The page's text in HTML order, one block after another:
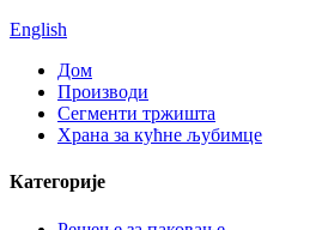
English
Дом
Производи
Сегменти тржишта
Храна за кућне љубимце
Категорије